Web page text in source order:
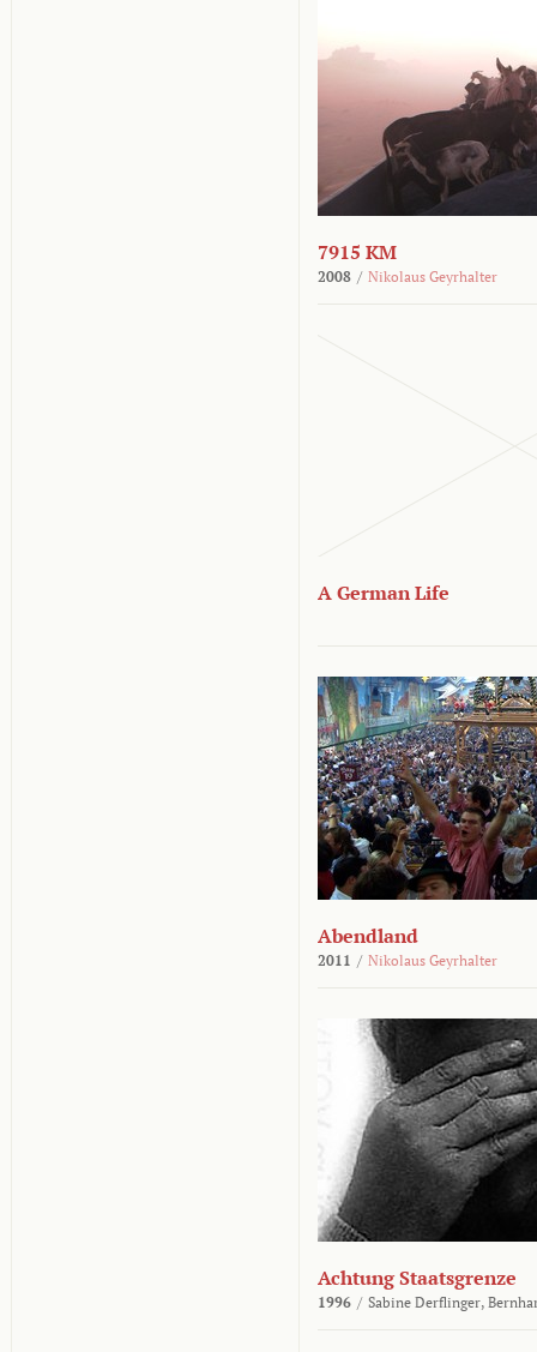
7915 KM
2008 / Nikolaus Geyrhalter
A German Life
Abendland
2011 / Nikolaus Geyrhalter
Achtung Staatsgrenze
1996 / Sabine Derflinger,